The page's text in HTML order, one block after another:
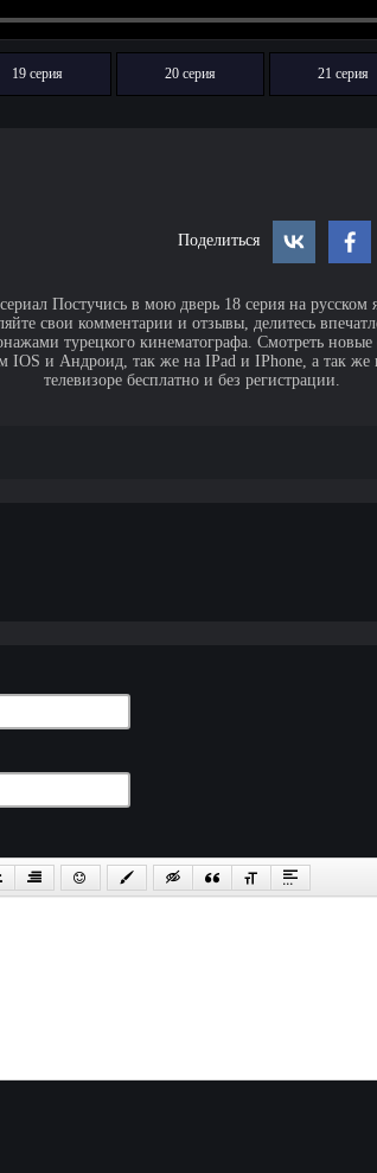
19 серия 20 серия 21 серия
Поделиться
Постучись в мою дверь 18 серия на русском
свои комментарии и отзывы, делитесь
турецкого кинематографа. Смотреть
IOS и Андроид, так же на IPad и IPhone, а так же
телевизоре бесплатно и без регистрации.